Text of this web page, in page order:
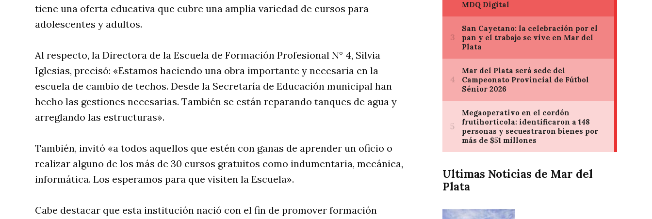
tiene una oferta educativa que cubre una amplia variedad de cursos para
adolescentes y adultos.
Al respecto, la Directora de la Escuela de Formación Profesional N° 4, Silvia
Iglesias, precisó: «Estamos haciendo una obra importante y necesaria en la
escuela de cambio de techos. Desde la Secretaría de Educación municipal han
hecho las gestiones necesarias. También se están reparando tanques de agua y
arreglando las estructuras».
También, invitó «a todos aquellos que estén con ganas de aprender un oficio o
realizar alguno de los más de 30 cursos gratuitos como indumentaria, mecánica,
informática. Los esperamos para que visiten la Escuela».
Cabe destacar que esta institución nació con el fin de promover formación
Ultimas Noticias de Mar del
Plata